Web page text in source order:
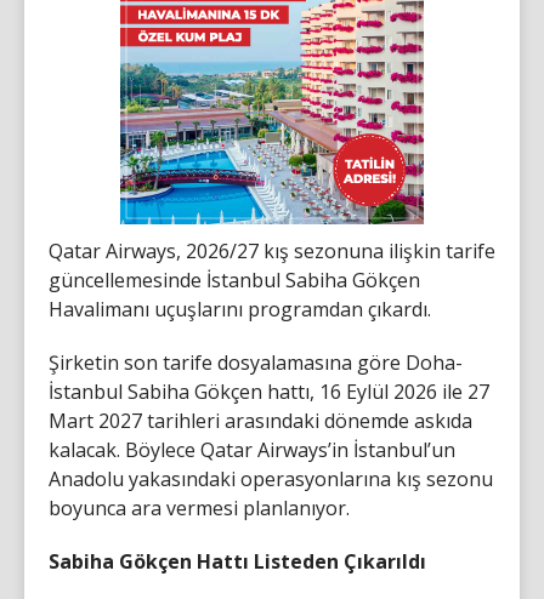
Qatar Airways, 2026/27 kış sezonuna ilişkin tarife
güncellemesinde İstanbul Sabiha Gökçen
Havalimanı uçuşlarını programdan çıkardı.
Şirketin son tarife dosyalamasına göre Doha-
İstanbul Sabiha Gökçen hattı, 16 Eylül 2026 ile 27
Mart 2027 tarihleri arasındaki dönemde askıda
kalacak. Böylece Qatar Airways’in İstanbul’un
Anadolu yakasındaki operasyonlarına kış sezonu
boyunca ara vermesi planlanıyor.
Sabiha Gökçen Hattı Listeden Çıkarıldı